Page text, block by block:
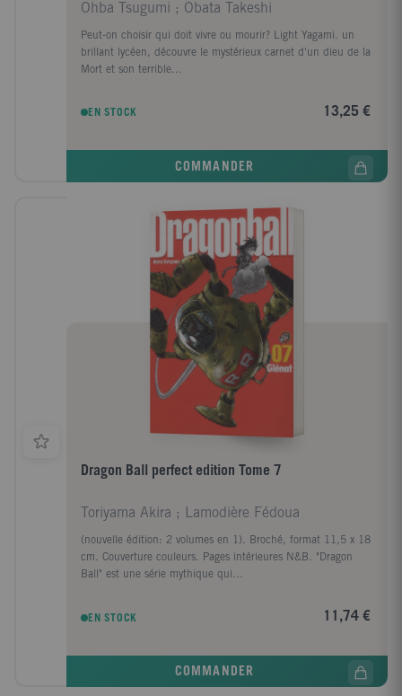
Ohba Tsugumi ; Obata Takeshi
Peut-on choisir qui doit vivre ou mourir? Light Yagami. un
brillant lycéen, découvre le mystérieux carnet d'un dieu de la
Mort et son terrible...
EN STOCK 13,25 €
COMMANDER
Dragon Ball perfect edition Tome 7
Toriyama Akira ; Lamodière Fédoua
(nouvelle édition: 2 volumes en 1). Broché, format 11,5 x 18
cm. Couverture couleurs. Pages intérieures N&B. "Dragon
Ball" est une série mythique qui...
EN STOCK 11,74 €
COMMANDER